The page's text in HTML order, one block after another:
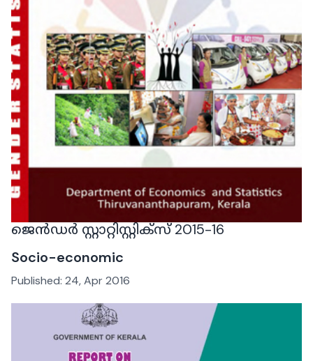
ജെന്‍ഡര്‍ സ്റ്റാറ്റിസ്റ്റിക്സ് 2015-16
Socio-economic
Published: 24, Apr 2016